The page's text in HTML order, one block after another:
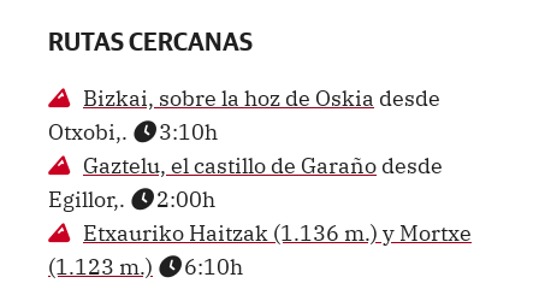
RUTAS CERCANAS
Bizkai, sobre la hoz de Oskia desde
Otxobi,.
3:10h
Gaztelu, el castillo de Garaño desde
Egillor,.
2:00h
Etxauriko Haitzak (1.136 m.) y Mortxe
(1.123 m.)
6:10h